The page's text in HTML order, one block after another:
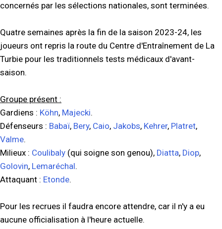
concernés par les sélections nationales, sont terminées.
Quatre semaines après la fin de la saison 2023-24, les
joueurs ont repris la route du Centre d'Entraînement de La
Turbie pour les traditionnels tests médicaux d'avant-
saison.
Groupe présent :
Gardiens : Köhn, Majecki.
Défenseurs : Babaï, Bery, Caio, Jakobs, Kehrer, Platret,
Valme.
Milieux : Coulibaly (qui soigne son genou), Diatta, Diop,
Golovin, Lemaréchal.
Attaquant : Etonde.
Pour les recrues il faudra encore attendre, car il n'y a eu
aucune officialisation à l'heure actuelle.